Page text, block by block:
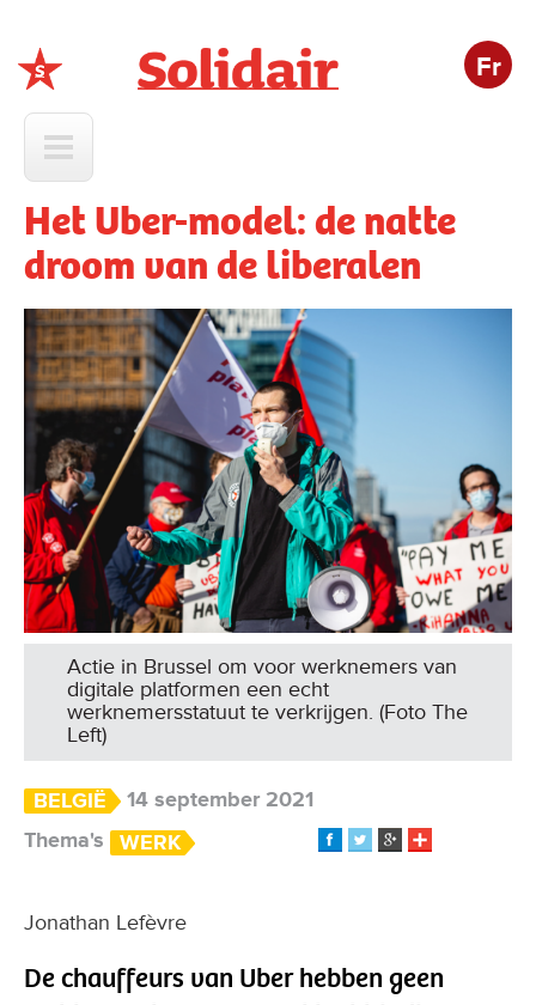
Fr
Het Uber-model: de natte
droom van de liberalen
Actie in Brussel om voor werknemers van
digitale platformen een echt
werknemersstatuut te verkrijgen. (Foto The
Left)
BELGIË
14 september 2021
Thema's
WERK
Jonathan Lefèvre
De chauffeurs van Uber hebben geen